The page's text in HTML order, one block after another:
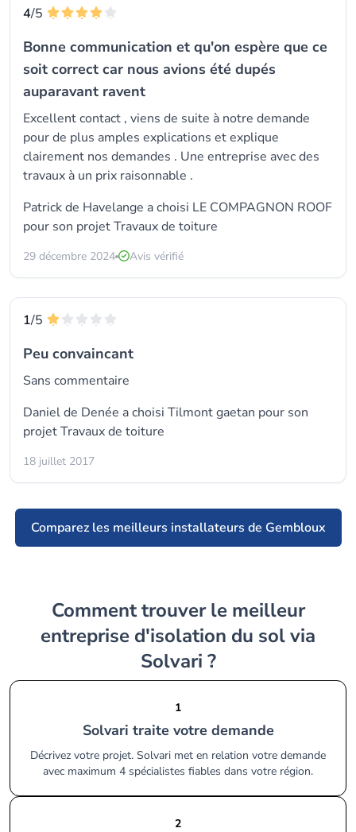
4/5
Bonne communication et qu'on espère que ce
soit correct car nous avions été dupés
auparavant ravent
Excellent contact , viens de suite à notre demande
pour de plus amples explications et explique
clairement nos demandes . Une entreprise avec des
travaux à un prix raisonnable .
Patrick de Havelange a choisi LE COMPAGNON ROOF
pour son projet Travaux de toiture
29 décembre 2024 Avis vérifié
1/5
Peu convaincant
Sans commentaire
Daniel de Denée a choisi Tilmont gaetan pour son
projet Travaux de toiture
18 juillet 2017
Comparez les meilleurs installateurs de Gembloux
Comment trouver le meilleur
entreprise d'isolation du sol via
Solvari ?
1
Solvari traite votre demande
Décrivez votre projet. Solvari met en relation votre demande
avec maximum 4 spécialistes fiables dans votre région.
2